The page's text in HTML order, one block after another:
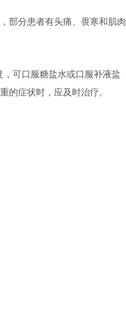
部分患者有头痛、畏寒和肌肉
，可口服糖盐水或口服补液盐
的症状时，应及时治疗。